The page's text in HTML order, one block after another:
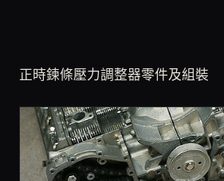
正時鍊條壓力調整器零件及組裝